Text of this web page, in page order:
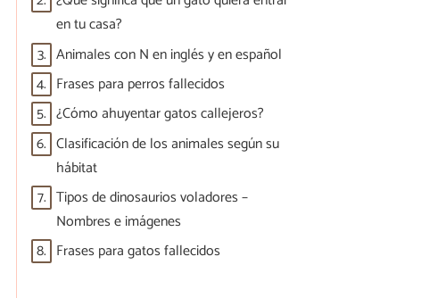
en tu casa?
3. Animales con N en inglés y en español
4. Frases para perros fallecidos
5. ¿Cómo ahuyentar gatos callejeros?
6. Clasificación de los animales según su
hábitat
7. Tipos de dinosaurios voladores –
Nombres e imágenes
8. Frases para gatos fallecidos